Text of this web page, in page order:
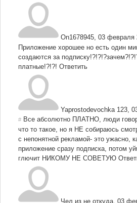
On1678945 03 февраля
Приложение хорошее но есть один
создаются за
платные!?!?! Ответить
Yaprostodevochka 123
# Все абсолютно ПЛАТНО, люди
что то такое, но я НЕ собираюсь
с непонятной рекламой- это ужасно,
приложение сразу подписка, потом
глючит НИКОМУ НЕ СОВЕТУЮ
Чел из не откуда 03